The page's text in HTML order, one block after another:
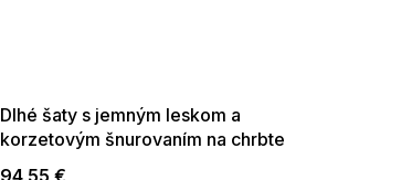
Dlhé šaty s jemným leskom a
korzetovým šnurovaním na chrbte
béžovo-ružové s brokátom